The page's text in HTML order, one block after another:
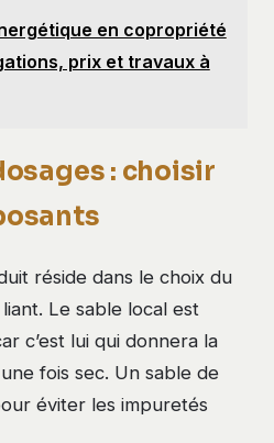
en copropriété
prix et travaux à
: choisir
réside dans le choix du
Le sable local est
c’est lui qui donnera la
fois sec. Un sable de
éviter les impuretés